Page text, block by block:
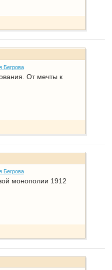
Бегрова
От мечты к
Бегрова
монополии 1912